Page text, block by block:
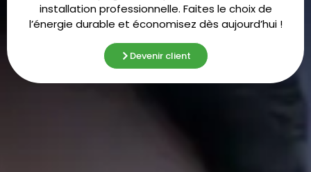
installation professionnelle. Faites le choix de
l’énergie durable et économisez dès aujourd’hui !
Devenir client